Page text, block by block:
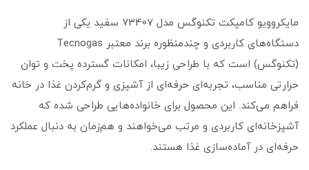
مایکروویو کامپکت تکنوگس مدل 73407 سفید یکی از
دستگاه‌های کاربردی و چندمنظوره برند معتبر Tecnogas
(تکنوگس) است که با طراحی زیبا، امکانات گسترده پخت و توان
حرارتی مناسب، تجربه‌ای حرفه‌ای از آشپزی و گرم‌کردن غذا در خانه
فراهم می‌کند. این محصول برای خانواده‌هایی طراحی شده که
آشپزخانه‌ای کاربردی و مرتب می‌خواهند و هم‌زمان به دنبال عملکرد
حرفه‌ای در آماده‌سازی غذا هستند.